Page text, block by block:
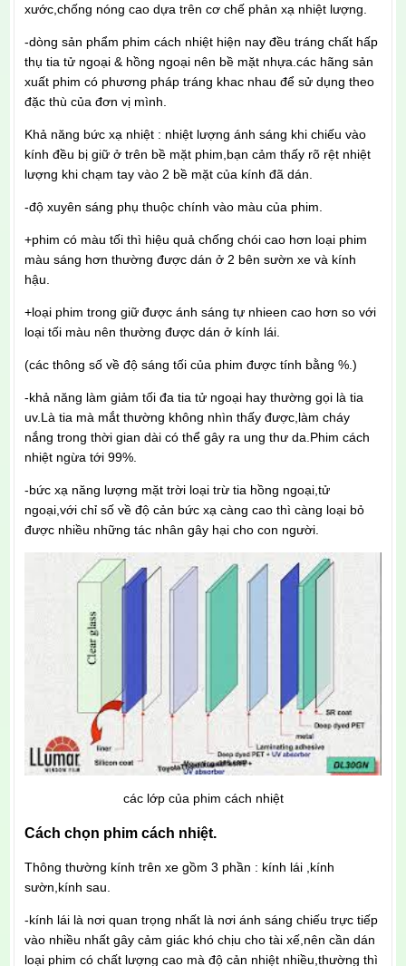
xước,chống nóng cao dựa trên cơ chế phản xạ nhiệt lượng.
-dòng sản phẩm phim cách nhiệt hiện nay đều tráng chất hấp
thụ tia tử ngoại & hồng ngoại nên bề mặt nhựa.các hãng sản
xuất phim có phương pháp tráng khac nhau để sử dụng theo
đặc thù của đơn vị mình.
Khả năng bức xạ nhiệt : nhiệt lượng ánh sáng khi chiếu vào
kính đều bị giữ ở trên bề mặt phim,bạn cảm thấy rõ rệt nhiệt
lượng khi chạm tay vào 2 bề mặt của kính đã dán.
-độ xuyên sáng phụ thuộc chính vào màu của phim.
+phim có màu tối thì hiệu quả chống chói cao hơn loại phim
màu sáng hơn thường được dán ở 2 bên sườn xe và kính
hậu.
+loại phim trong giữ được ánh sáng tự nhieen cao hơn so với
loại tối màu nên thường được dán ở kính lái.
(các thông số về độ sáng tối của phim được tính bằng %.)
-khả năng làm giảm tối đa tia tử ngoại hay thường gọi là tia
uv.Là tia mà mắt thường không nhìn thấy được,làm cháy
nắng trong thời gian dài có thể gây ra ung thư da.Phim cách
nhiệt ngừa tới 99%.
-bức xạ năng lượng mặt trời loại trừ tia hồng ngoại,tử
ngoại,với chỉ số về độ cản bức xạ càng cao thì càng loại bỏ
được nhiều những tác nhân gây hại cho con người.
các lớp của phim cách nhiệt
Cách chọn phim cách nhiệt.
Thông thường kính trên xe gồm 3 phần : kính lái ,kính
sườn,kính sau.
-kính lái là nơi quan trọng nhất là nơi ánh sáng chiếu trực tiếp
vào nhiều nhất gây cảm giác khó chịu cho tài xế,nên cần dán
loại phim có chất lượng cao mà độ cản nhiệt nhiều,thường thì